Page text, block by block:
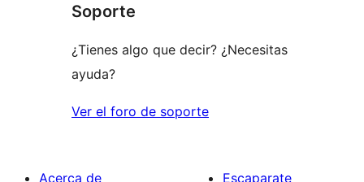
estrellas
Soporte
¿Tienes algo que decir? ¿Necesitas
ayuda?
Ver el foro de soporte
Acerca de
Escaparate